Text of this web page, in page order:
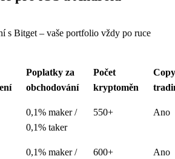
s Bitget – vaše portfolio vždy po ruce
Poplatky za
obchodování
Počet
kryptoměn
Copy
0,1% maker /
0,1% taker
550+ Ano
0,1% maker /
600+ Ano